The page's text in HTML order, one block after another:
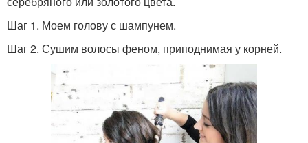
Шаг 1. Моем голову с шампунем.
Шаг 2. Сушим волосы феном, приподнимая у корней.